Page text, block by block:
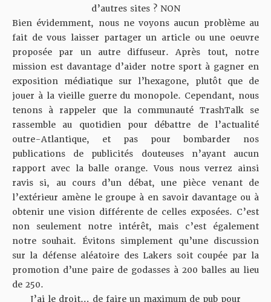
d’autres sites ? NON
Bien évidemment, nous ne voyons aucun problème au
fait de vous laisser partager un article ou une oeuvre
proposée par un autre diffuseur. Après tout, notre
mission est davantage d’aider notre sport à gagner en
exposition médiatique sur l’hexagone, plutôt que de
jouer à la vieille guerre du monopole. Cependant, nous
tenons à rappeler que la communauté TrashTalk se
rassemble au quotidien pour débattre de l’actualité
outre-Atlantique, et pas pour bombarder nos
publications de publicités douteuses n’ayant aucun
rapport avec la balle orange. Vous nous verrez ainsi
ravis si, au cours d’un débat, une pièce venant de
l’extérieur amène le groupe à en savoir davantage ou à
obtenir une vision différente de celles exposées. C’est
non seulement notre intérêt, mais c’est également
notre souhait. Évitons simplement qu’une discussion
sur la défense aléatoire des Lakers soit coupée par la
promotion d’une paire de godasses à 200 balles au lieu
de 250.
J’ai le droit… de faire un maximum de pub pour